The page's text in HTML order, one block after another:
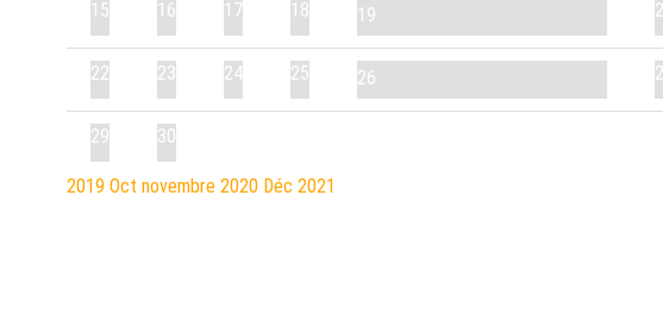
15 16 17 18 19
22 23 24 25 26
29 30
2019 Oct novembre 2020 Déc 2021